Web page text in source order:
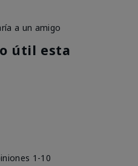
a un amigo
útil esta
1-10